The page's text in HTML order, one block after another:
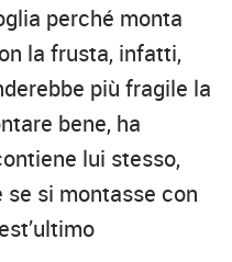
perché monta
la frusta, infatti,
più fragile la
bene, ha
lui stesso,
se si montasse con